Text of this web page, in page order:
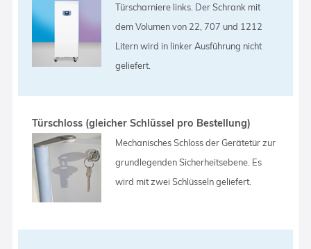
Türscharniere links. Der Schrank mit
dem Volumen von 22, 707 und 1212
Litern wird in linker Ausführung nicht
geliefert.
Türschloss (gleicher Schlüssel pro Bestellung)
Mechanisches Schloss der Gerätetür zur
grundlegenden Sicherheitsebene. Es
wird mit zwei Schlüsseln geliefert.